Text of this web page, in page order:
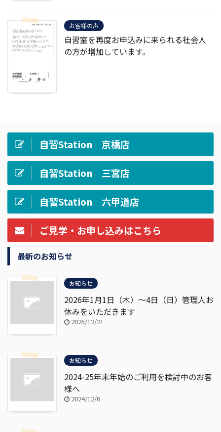
お客様の声
自習室を再度お申込みに来られる社会人
の方が増加しています。
自習Station 京橋店
自習Station 三宮店
自習Station 六甲道店
ご見学・お申し込みはこちら
最新のお知らせ
お知らせ
2026年1月1日（木）～4日（日）管理人お
休みをいただきます
2025/12/21
お知らせ
2024-25年末年始のご利用を検討中のお客
様へ
2024/12/6